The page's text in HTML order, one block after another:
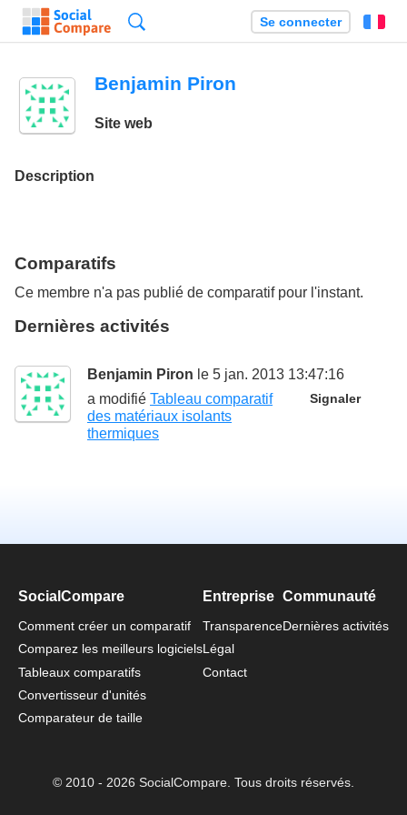
Se connecter
Benjamin Piron
Site web
Description
Comparatifs
Ce membre n'a pas publié de comparatif pour l'instant.
Dernières activités
Benjamin Piron le 5 jan. 2013 13:47:16
Signaler
a modifié Tableau comparatif
des matériaux isolants
thermiques
SocialCompare
Comment créer un comparatif
Comparez les meilleurs logiciels
Tableaux comparatifs
Convertisseur d'unités
Comparateur de taille
Entreprise
Transparence
Légal
Contact
Communauté
Dernières activités
© 2010 - 2026 SocialCompare. Tous droits réservés.